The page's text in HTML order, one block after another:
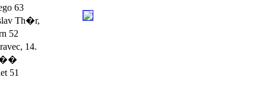
63
Th�r,
52
14.
51